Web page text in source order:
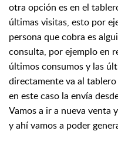
otra opción es en el
últimas visitas, esto por
persona que cobra es
consulta, por ejemplo en
últimos consumos y las
directamente va al
en este caso la envía
Vamos a ir a nueva venta
y ahí vamos a poder